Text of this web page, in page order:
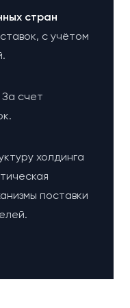
стран
с учётом
За счет
холдинга
поставки